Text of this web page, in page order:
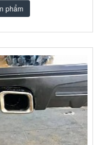
phẩm